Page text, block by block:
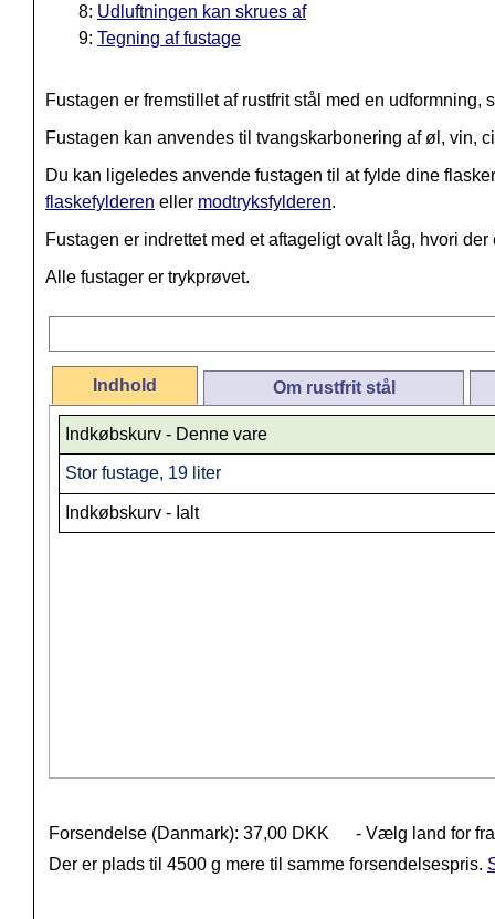
8: Udluftningen kan skrues af
9: Tegning af fustage
Fustagen er fremstillet af rustfrit stål med en
Fustagen kan anvendes til tvangskarbonering af øl, vin,
Du kan ligeledes anvende fustagen til at fylde dine
flaskefylderen eller modtryksfylderen.
Fustagen er indrettet med et aftageligt ovalt låg, hvori
Alle fustager er trykprøvet.
Indhold Om rustfrit stål
Indkøbskurv - Denne vare
Stor fustage, 19 liter
Indkøbskurv - Ialt
Forsendelse (Danmark): 37,00 DKK
- Vælg land for
Der er plads til 4500 g mere til samme forsendelsespris.